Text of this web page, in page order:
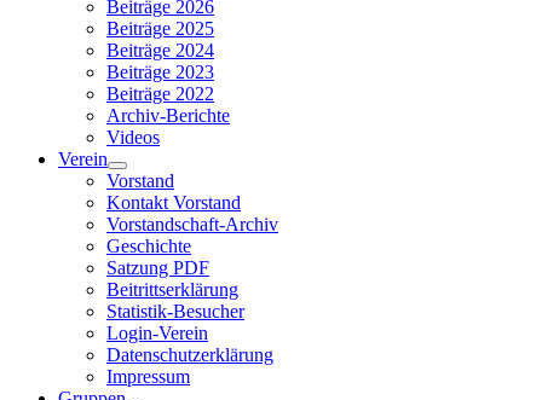
Beiträge 2026
Beiträge 2025
Beiträge 2024
Beiträge 2023
Beiträge 2022
Archiv-Berichte
Videos
Verein
Vorstand
Kontakt Vorstand
Vorstandschaft-Archiv
Geschichte
Satzung PDF
Beitrittserklärung
Statistik-Besucher
Login-Verein
Datenschutzerklärung
Impressum